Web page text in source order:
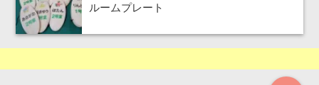
ルームプレート